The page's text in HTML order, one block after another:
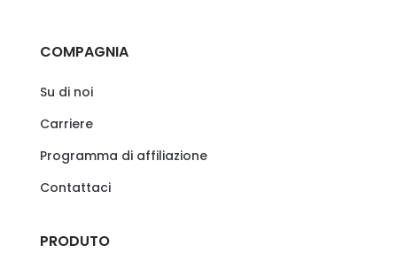
COMPAGNIA
Su di noi
Carriere
Programma di affiliazione
Contattaci
PRODUTO